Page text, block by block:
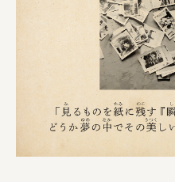
株式会社ゼロワンブー
叶や豆冨 大椙食品
株式会社 京都産業振興
旭酒造株式会社
株式会社レリアン